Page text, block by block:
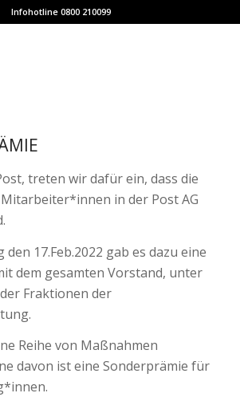
Infohotline 0800 210099
treten wir dafür ein, dass die
in der Post AG
17.Feb.2022 gab es dazu eine
dem gesamten Vorstand, unter
Fraktionen der
Reihe von Maßnahmen
davon ist eine Sonderprämie für